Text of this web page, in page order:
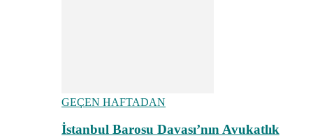
GEÇEN HAFTADAN
İstanbul Barosu Davası’nın Avukatlık